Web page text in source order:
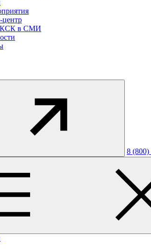
центр
КСК в СМИ
8 (800)